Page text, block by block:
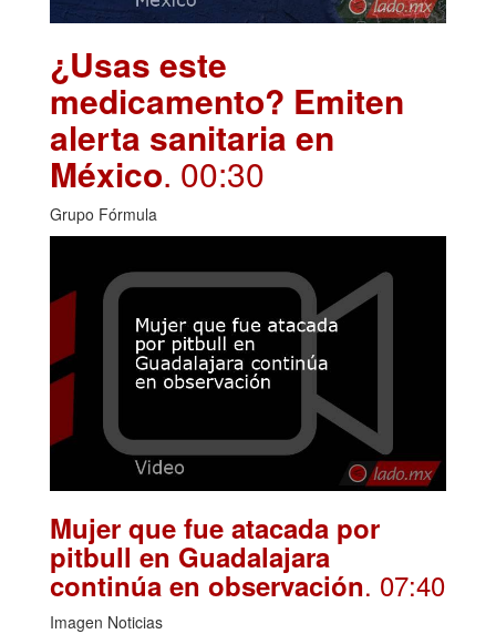
¿Usas este
medicamento? Emiten
alerta sanitaria en
México. 00:30
Grupo Fórmula
Mujer que fue atacada por
pitbull en Guadalajara
continúa en observación. 07:40
Imagen Noticias